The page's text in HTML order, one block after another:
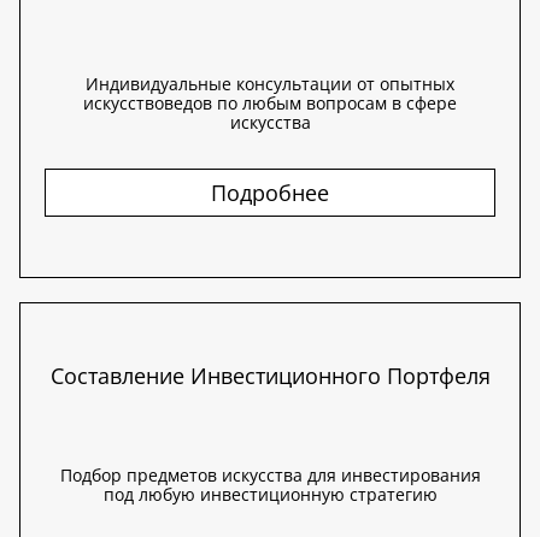
Индивидуальные консультации от опытных
искусствоведов по любым вопросам в сфере
искусства
Подробнее
Составление Инвестиционного Портфеля
Подбор предметов искусства для инвестирования
под любую инвестиционную стратегию